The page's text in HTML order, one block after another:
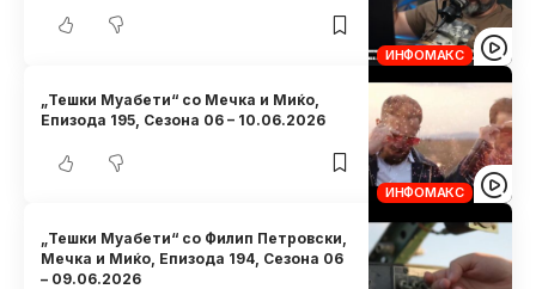
ИНФОМАКС
ИНФОМАКС
„Тешки Муабети“ со Мечка и Миќо,
Eпизода 195, Сезона 06 – 10.06.2026
„Тешки Муабети“ со Филип Петровски,
Мечка и Миќо, Eпизода 194, Сезона 06
– 09.06.2026